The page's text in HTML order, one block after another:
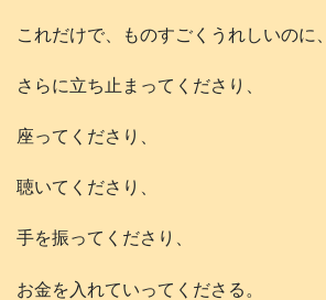
これだけで、ものすごくうれしいのに、
さらに立ち止まってくださり、
座ってくださり、
聴いてくださり、
手を振ってくださり、
お金を入れていってくださる。